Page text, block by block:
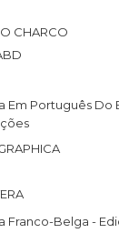
CHARCO
Em Português Do
Franco-Belga -